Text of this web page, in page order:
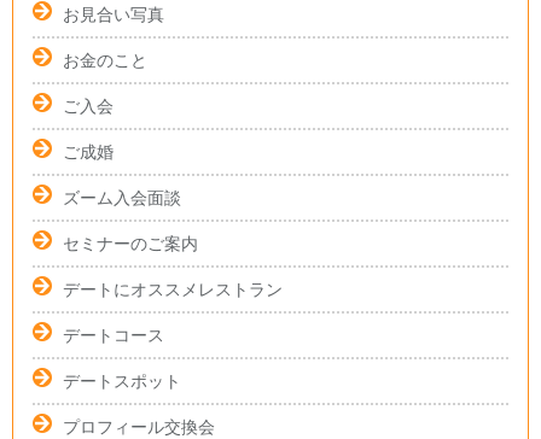
お見合い写真
お金のこと
ご入会
ご成婚
ズーム入会面談
セミナーのご案内
デートにオススメレストラン
デートコース
デートスポット
プロフィール交換会